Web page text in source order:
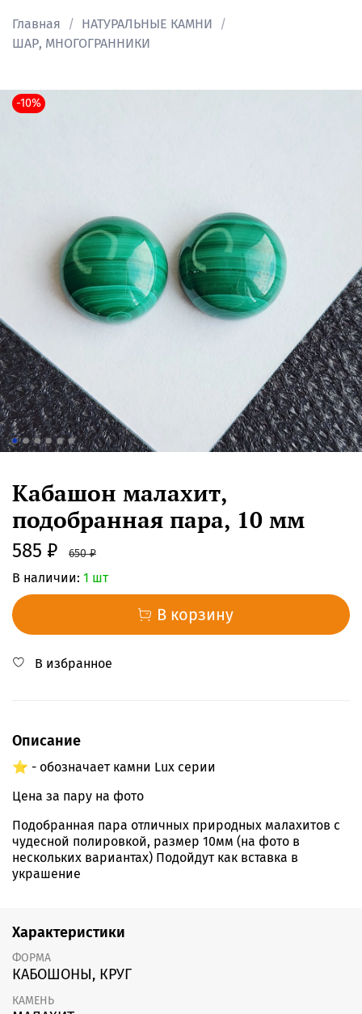
Главная
НАТУРАЛЬНЫЕ КАМНИ
ШАР, МНОГОГРАННИКИ
-10%
Кабашон малахит,
подобранная пара, 10 мм
585 ₽ 650 ₽
В наличии: 1 шт
В корзину
В избранное
Описание
⭐️ - обозначает камни Lux серии
Цена за пару на фото
Подобранная пара отличных природных малахитов с
чудесной полировкой, размер 10мм (на фото в
нескольких вариантах) Подойдут как вставка в
украшение
Характеристики
ФОРМА
КАБОШОНЫ, КРУГ
КАМЕНЬ